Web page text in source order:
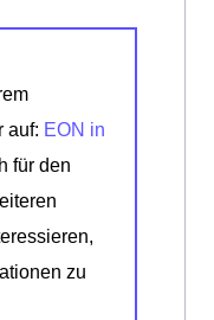
auf: EON in
für den
zu